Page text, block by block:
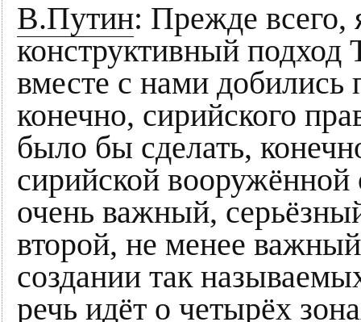
В.Путин: Прежде всего,
конструктивный
вместе с нами
конечно, сирийского
было бы сделать,
сирийской
очень важный,
второй, не менее
создании так
речь идёт о четырёх